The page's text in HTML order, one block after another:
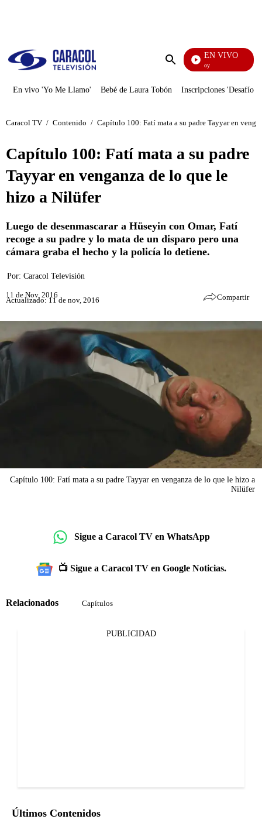
Enviar
EN VIVO
La Finca De Hoy
En vivo 'Yo Me Llamo' Bebé de Laura Tobón Inscripciones 'Desafío'
Caracol TV / Contenido / Capítulo 100: Fatí mata a su padre Tayyar en
Capítulo 100: Fatí mata a su padre
Tayyar en venganza de lo que le
hizo a Nilüfer
Luego de desenmascarar a Hüseyin con Omar, Fatí
recoge a su padre y lo mata de un disparo pero una
cámara graba el hecho y la policía lo detiene.
Por: Caracol Televisión
11 de Nov, 2016
Actualizado: 11 de nov, 2016 Compartir
Capítulo 100: Fatí mata a su padre Tayyar en venganza de lo que le hizo a
Nilüfer
Sigue a Caracol TV en WhatsApp
📺 Sigue a Caracol TV en Google Noticias.
Relacionados Capítulos
PUBLICIDAD
Últimos Contenidos